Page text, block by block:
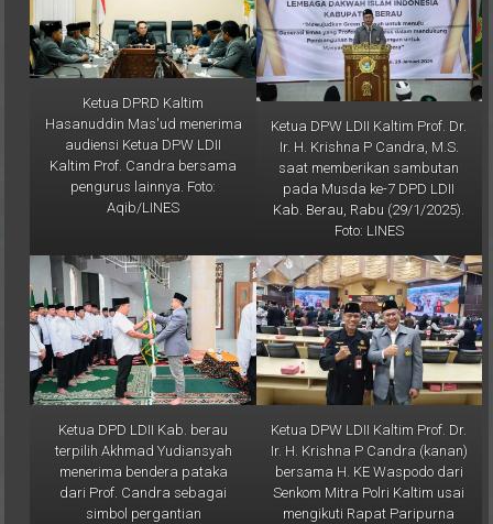
Ketua DPRD Kaltim
Hasanuddin Mas'ud menerima
audiensi Ketua DPW LDII
Kaltim Prof. Candra bersama
pengurus lainnya. Foto:
Aqib/LINES
Ketua DPW LDII Kaltim Prof. Dr.
Ir. H. Krishna P Candra, M.S.
saat memberikan sambutan
pada Musda ke-7 DPD LDII
Kab. Berau, Rabu (29/1/2025).
Foto: LINES
Ketua DPD LDII Kab. berau
terpilih Akhmad Yudiansyah
menerima bendera pataka
dari Prof. Candra sebagai
simbol pergantian
kepemimpinan yang baru. Foto:
Ketua DPW LDII Kaltim Prof. Dr.
Ir. H. Krishna P Candra (kanan)
bersama H. KE Waspodo dari
Senkom Mitra Polri Kaltim usai
mengikuti Rapat Paripurna
HUT ke-68 Prov. Kaltim, Rabu